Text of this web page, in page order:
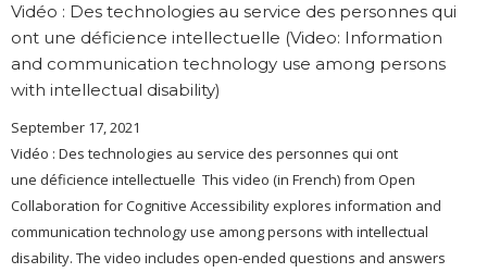
Vidéo : Des technologies au service des personnes qui
ont une déficience intellectuelle (Video: Information
and communication technology use among persons
with intellectual disability)
September 17, 2021
Vidéo : Des technologies au service des personnes qui ont
une déficience intellectuelle This video (in French) from Open
Collaboration for Cognitive Accessibility explores information and
communication technology use among persons with intellectual
disability. The video includes open-ended questions and answers